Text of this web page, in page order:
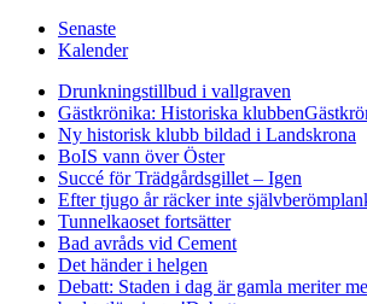
Senaste
Kalender
Drunkningstillbud i vallgraven
Gästkrönika: Historiska klubben
Ny historisk klubb bildad i Landskrona
BoIS vann över Öster
Succé för Trädgårdsgillet – Igen
Efter tjugo år räcker inte självberöm
Tunnelkaoset fortsätter
Bad avråds vid Cement
Det händer i helgen
Debatt: Staden i dag är gamla meriter